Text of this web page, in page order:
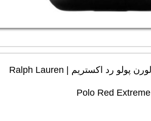
عطر ادکلن رالف لورن پولو رد اکستریم | Ralph Lauren
Polo Red Extreme